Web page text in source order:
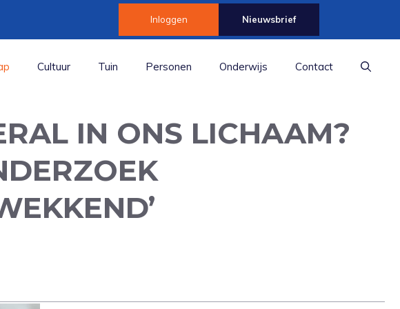
Inloggen Nieuwsbrief
Cultuur Tuin Personen Onderwijs Contact
IN ONS LICHAAM?